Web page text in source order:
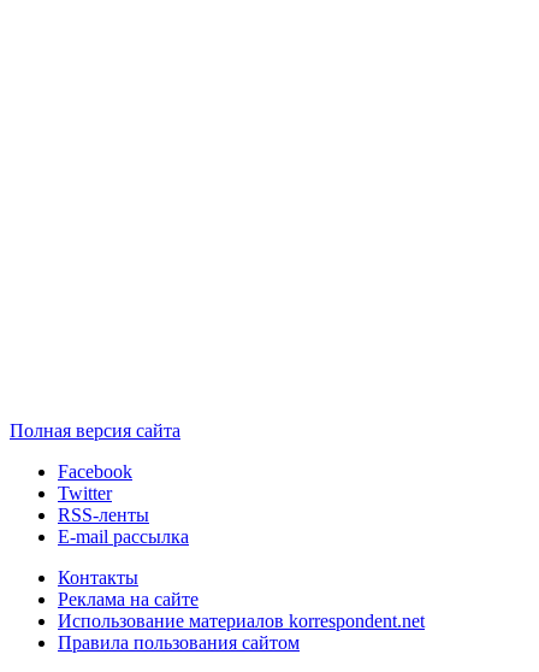
Полная версия сайта
Facebook
Twitter
RSS-ленты
E-mail рассылка
Контакты
Реклама на сайте
Использование материалов korrespondent.net
Правила пользования сайтом